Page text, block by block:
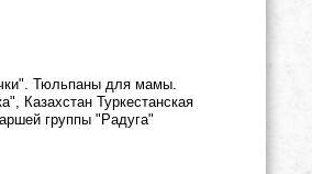
Тюльпаны для мамы.
Казахстан Туркестанская
группы "Радуга"